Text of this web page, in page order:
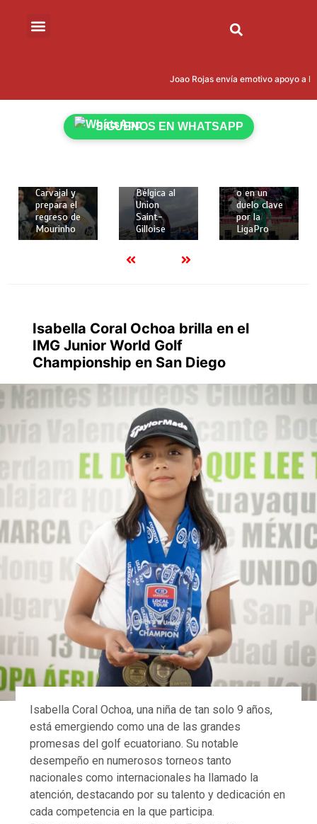
Joao Rojas envía emotivo apoyo a
SÍGUENOS EN WHATSAPP
2 mins
Carvajal y
prepara el
regreso de
Mourinho
Rodríguez
brilló con
gol y
Bélgica al
Union
Saint-
Gilloise
de 2026
Deportiva
Universitari
a de Quito
o en un
duelo clave
por la
LigaPro
Isabella Coral Ochoa brilla en el
IMG Junior World Golf
Championship en San Diego
Isabella Coral Ochoa, una niña de tan solo 9 años,
está emergiendo como una de las grandes
promesas del golf ecuatoriano. Su notable
desempeño en numerosos torneos tanto
nacionales como internacionales ha llamado la
atención, destacando por su talento y dedicación en
cada competencia en la que participa.